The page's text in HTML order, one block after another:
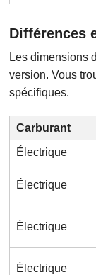
Différences
Les dimensions
version. Vous
spécifiques.
Carburant
Électrique
Électrique
Électrique
Électrique